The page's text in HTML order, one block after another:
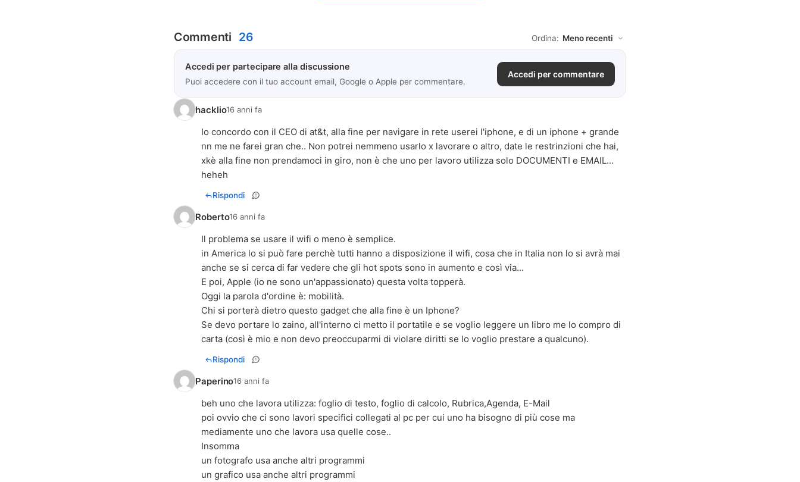
Commenti 26 Ordina:
Accedi per partecipare alla discussione
Puoi accedere con il tuo account email, Google o Apple per commentare.
Accedi per commentare
hacklio16 anni fa
Io concordo con il CEO di at&t, alla fine per navigare in rete userei l'iphone, e di un iphone + grande
nn me ne farei gran che.. Non potrei nemmeno usarlo x lavorare o altro, date le restrinzioni che hai,
xkè alla fine non prendamoci in giro, non è che uno per lavoro utilizza solo DOCUMENTI e EMAIL...
heheh
Rispondi
Roberto16 anni fa
Il problema se usare il wifi o meno è semplice.
in America lo si può fare perchè tutti hanno a disposizione il wifi, cosa che in Italia non lo si avrà mai
anche se si cerca di far vedere che gli hot spots sono in aumento e così via...
E poi, Apple (io ne sono un'appassionato) questa volta topperà.
Oggi la parola d'ordine è: mobilità.
Chi si porterà dietro questo gadget che alla fine è un Iphone?
Se devo portare lo zaino, all'interno ci metto il portatile e se voglio leggere un libro me lo compro di
carta (così è mio e non devo preoccuparmi di violare diritti se lo voglio prestare a qualcuno).
Rispondi
Paperino16 anni fa
beh uno che lavora utilizza: foglio di testo, foglio di calcolo, Rubrica,Agenda, E-Mail
poi ovvio che ci sono lavori specifici collegati al pc per cui uno ha bisogno di più cose ma
mediamente uno che lavora usa quelle cose..
Insomma
un fotografo usa anche altri programmi
un grafico usa anche altri programmi